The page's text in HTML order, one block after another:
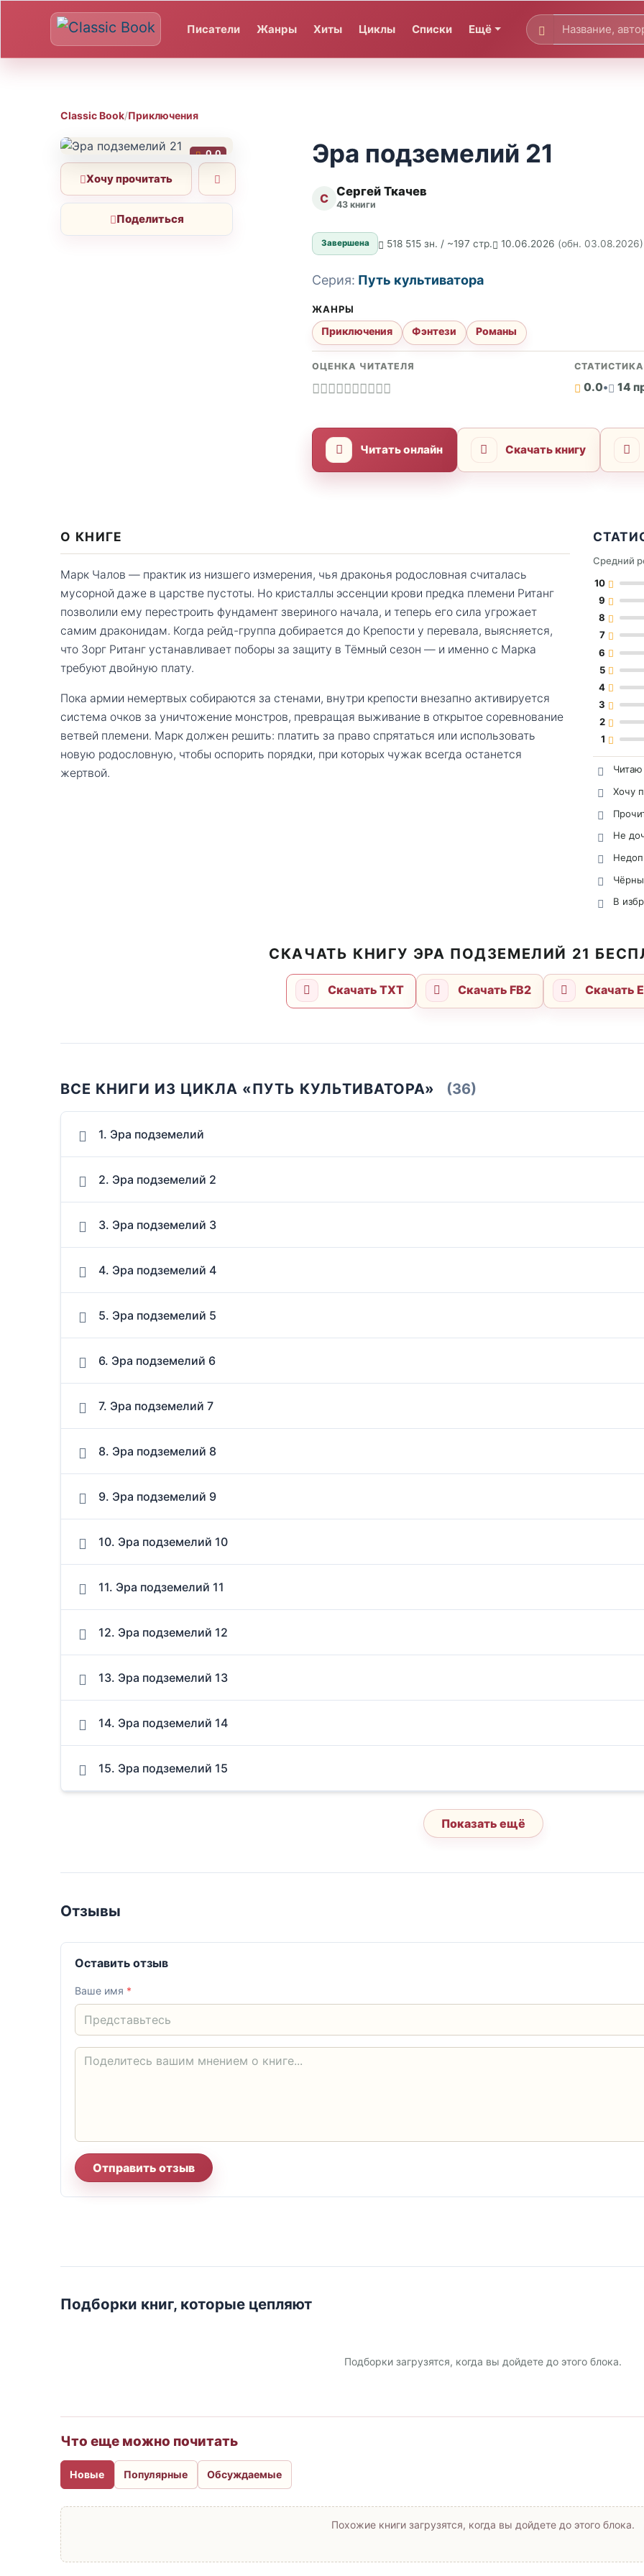
Писатели Жанры Хиты Циклы Списки Ещё
Classic Book/Приключения
0.0
Хочу прочитать
Поделиться
Эра подземелий 21
С Сергей Ткачев
43 книги
Завершена 518 515 зн. / ~197 стр. 10.06.2026 (обн. 03.08.2026)
Серия: Путь культиватора
ЖАНРЫ
Приключения Фэнтези Романы
ОЦЕНКА ЧИТАТЕЛЯ СТАТИСТИКА
0.0• 14
Читать онлайн Скачать книгу
О КНИГЕ
Марк Чалов — практик из низшего измерения, чья драконья родословная считалась
мусорной даже в царстве пустоты. Но кристаллы эссенции крови предка племени Ританг
позволили ему перестроить фундамент звериного начала, и теперь его сила угрожает
самим драконидам. Когда рейд-группа добирается до Крепости у перевала, выясняется,
что Зорг Ританг устанавливает поборы за защиту в Тёмный сезон — и именно с Марка
требуют двойную плату.
Пока армии немертвых собираются за стенами, внутри крепости внезапно активируется
система очков за уничтожение монстров, превращая выживание в открытое соревнование
ветвей племени. Марк должен решить: платить за право спрятаться или использовать
новую родословную, чтобы оспорить порядки, при которых чужак всегда останется
жертвой.
Средний
10
9
8
7
6
5
4
3
2
1
Читаю
Хочу
Не
В
СКАЧАТЬ КНИГУ ЭРА ПОДЗЕМЕЛИЙ 21
Скачать TXT Скачать FB2 Скачать
ВСЕ КНИГИ ИЗ ЦИКЛА «ПУТЬ КУЛЬТИВАТОРА» (36)
1. Эра подземелий
2. Эра подземелий 2
3. Эра подземелий 3
4. Эра подземелий 4
5. Эра подземелий 5
6. Эра подземелий 6
7. Эра подземелий 7
8. Эра подземелий 8
9. Эра подземелий 9
10. Эра подземелий 10
11. Эра подземелий 11
12. Эра подземелий 12
13. Эра подземелий 13
14. Эра подземелий 14
15. Эра подземелий 15
Показать ещё
Отзывы
Оставить отзыв
Ваше имя *
Отправить отзыв
Подборки книг, которые цепляют
Подборки загрузятся, когда вы дойдете до этого блока.
Что еще можно почитать
Новые Популярные Обсуждаемые
Похожие книги загрузятся, когда вы дойдете до этого блока.